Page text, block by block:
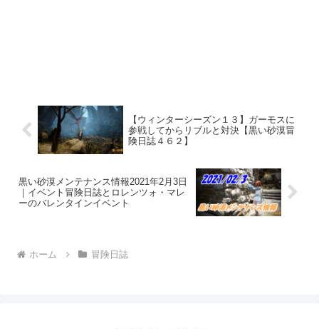
【ウィンターシーズン１３】ガーモスに
参戦してからリブルと対決【黒い砂漠冒
険日誌４６２】
黒い砂漠メンテナンス情報2021年2月3日
｜イベント冒険日誌とロレンツォ・マレ
ーのバレンタインイベント
ホーム 冒険日誌